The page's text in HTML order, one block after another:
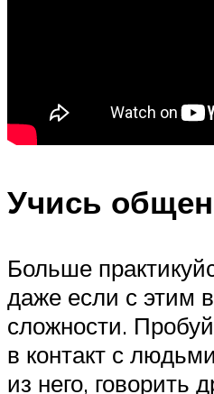
Учись
Больше
даже если с этим
сложности.
в контакт с
из него, говорить